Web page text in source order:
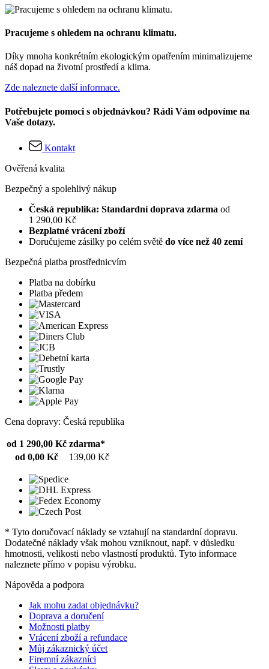
Pracujeme s ohledem na ochranu klimatu.
Díky mnoha konkrétním ekologickým opatřením minimalizujeme
náš dopad na životní prostředí a klima.
Zde naleznete další informace.
Potřebujete pomoci s objednávkou? Rádi Vám odpovíme na
Vaše dotazy.
Kontakt
Ověřená kvalita
Bezpečný a spolehlivý nákup
Česká republika: Standardní doprava zdarma od
1 290,00 Kč
Bezplatné vrácení zboží
Doručujeme zásilky po celém světě do více než 40 zemí
Bezpečná platba prostřednicvím
Platba na dobírku
Platba předem
Cena dopravy: Česká republika
od 1 290,00 Kč zdarma*
od 0,00 Kč
139,00 Kč
* Tyto doručovací náklady se vztahují na standardní dopravu.
Dodatečné náklady však mohou vzniknout, např. v důsledku
hmotnosti, velikosti nebo vlastností produktů. Tyto informace
naleznete přímo v popisu výrobku.
Nápověda a podpora
Jak mohu zadat objednávku?
Doprava a doručení
Možnosti platby
Vrácení zboží a refundace
Můj zákaznický účet
Firemní zákazníci